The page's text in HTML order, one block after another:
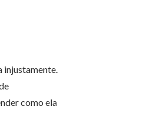
injustamente.
como ela